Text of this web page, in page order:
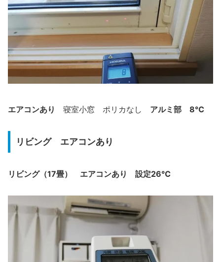
エアコンあり 寝室小窓 ポリカなし アルミ部 8℃
リビング エアコンあり
リビング（17畳） エアコンあり 設定26℃